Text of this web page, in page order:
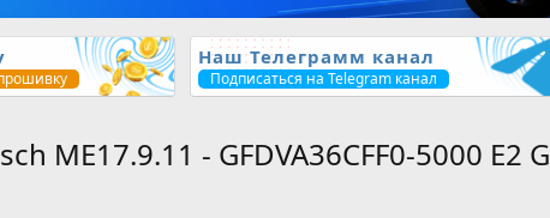
Наш Телеграмм канал
Подписаться на Telegram канал
ME17.9.11 - GFDVA36CFF0-5000 E2